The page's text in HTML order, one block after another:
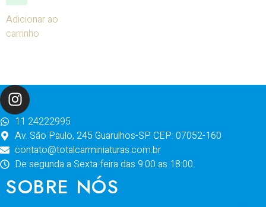
Adicionar ao
carrinho
11 24222995
Av. São Paulo, 245 Guarulhos-SP. CEP: 07052-160
contato@totalcarminiaturas.com.br
De segunda a Sexta-feira das 9:00 as 18:00
SOBRE NÓS